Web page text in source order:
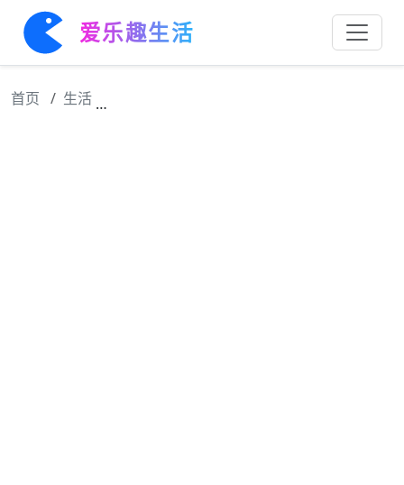
爱乐趣生活
首页 生活